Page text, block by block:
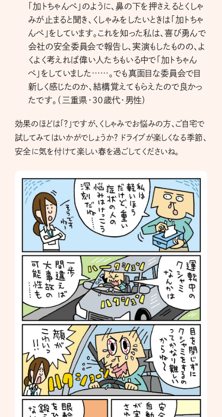
「加トちゃんぺ」のように、鼻の下を押さえるとくしゃ
みが止まると聞き、くしゃみをしたいときは「加トちゃ
んぺ」をしています。これを知った私は、喜び勇んで
会社の安全委員会で報告し、実演もしたものの、よ
くよく考えれば偉い人たちもいる中で「加トちゃん
ぺ」をしていました……。でも真面目な委員会で目
新しく感じたのか、結構覚えてもらえたので良かっ
たです。（三重県・30歳代・男性）
効果のほどは「？」ですが、くしゃみでお悩みの方、ご自宅で
試してみてはいかがでしょうか？ ドライブが楽しくなる季節、
安全に気を付けて楽しい春を過ごしてくださいね。